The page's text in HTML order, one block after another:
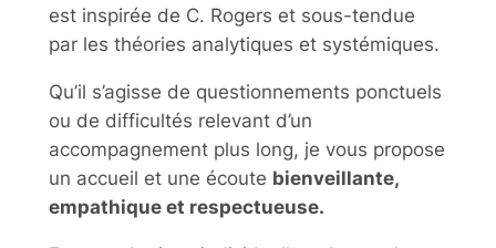
est inspirée de C. Rogers et sous-tendue
par les théories analytiques et systémiques.
Qu’il s’agisse de questionnements ponctuels
ou de difficultés relevant d’un
accompagnement plus long, je vous propose
un accueil et une écoute bienveillante,
empathique et respectueuse.